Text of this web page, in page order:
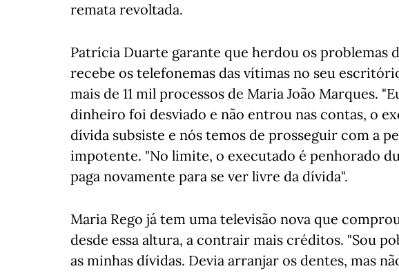
remata revoltada.
Patrícia Duarte garante que herdou os problemas
recebe os telefonemas das vítimas no seu
mais de 11 mil processos de Maria João Marques.
dinheiro foi desviado e não entrou nas contas, o
dívida subsiste e nós temos de prosseguir com a
impotente. "No limite, o executado é penhorado
paga novamente para se ver livre da dívida".
Maria Rego já tem uma televisão nova que
desde essa altura, a contrair mais créditos. "Sou
as minhas dívidas. Devia arranjar os dentes, mas